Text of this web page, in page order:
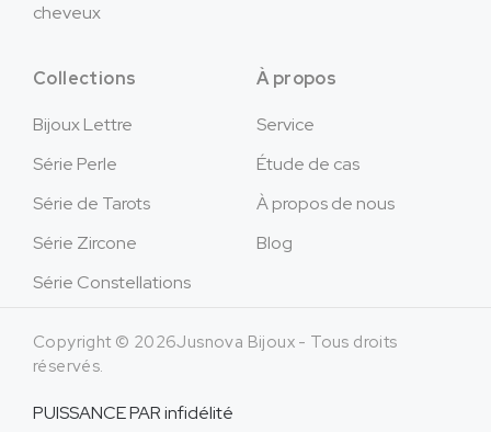
cheveux
Collections
Bijoux Lettre
Série Perle
Série de Tarots
Série Zircone
Série Constellations
À propos
Service
Étude de cas
À propos de nous
Blog
Copyright © 2026Jusnova Bijoux - Tous droits
réservés.
PUISSANCE PARinfidélité